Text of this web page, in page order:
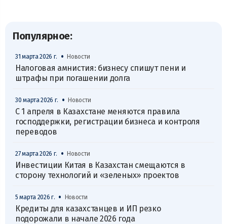
Популярное:
31 марта 2026 г. • Новости
Налоговая амнистия: бизнесу спишут пени и
штрафы при погашении долга
30 марта 2026 г. • Новости
С 1 апреля в Казахстане меняются правила
господдержки, регистрации бизнеса и контроля
переводов
27 марта 2026 г. • Новости
Инвестиции Китая в Казахстан смещаются в
сторону технологий и «зеленых» проектов
5 марта 2026 г. • Новости
Кредиты для казахстанцев и ИП резко
подорожали в начале 2026 года